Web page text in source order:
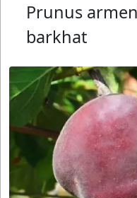
Prunus
barkhat